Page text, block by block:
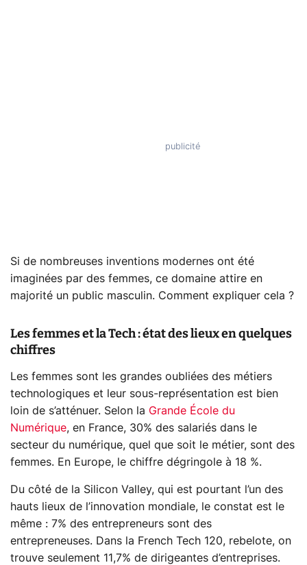
Si de nombreuses inventions modernes ont été
imaginées par des femmes, ce domaine attire en
majorité un public masculin. Comment expliquer cela ?
Les femmes et la Tech : état des lieux en quelques
chiffres
Les femmes sont les grandes oubliées des métiers
technologiques et leur sous-représentation est bien
loin de s’atténuer. Selon la Grande École du
Numérique, en France, 30% des salariés dans le
secteur du numérique, quel que soit le métier, sont des
femmes. En Europe, le chiffre dégringole à 18 %.
Du côté de la Silicon Valley, qui est pourtant l’un des
hauts lieux de l’innovation mondiale, le constat est le
même : 7% des entrepreneurs sont des
entrepreneuses. Dans la French Tech 120, rebelote, on
trouve seulement 11,7% de dirigeantes d’entreprises.